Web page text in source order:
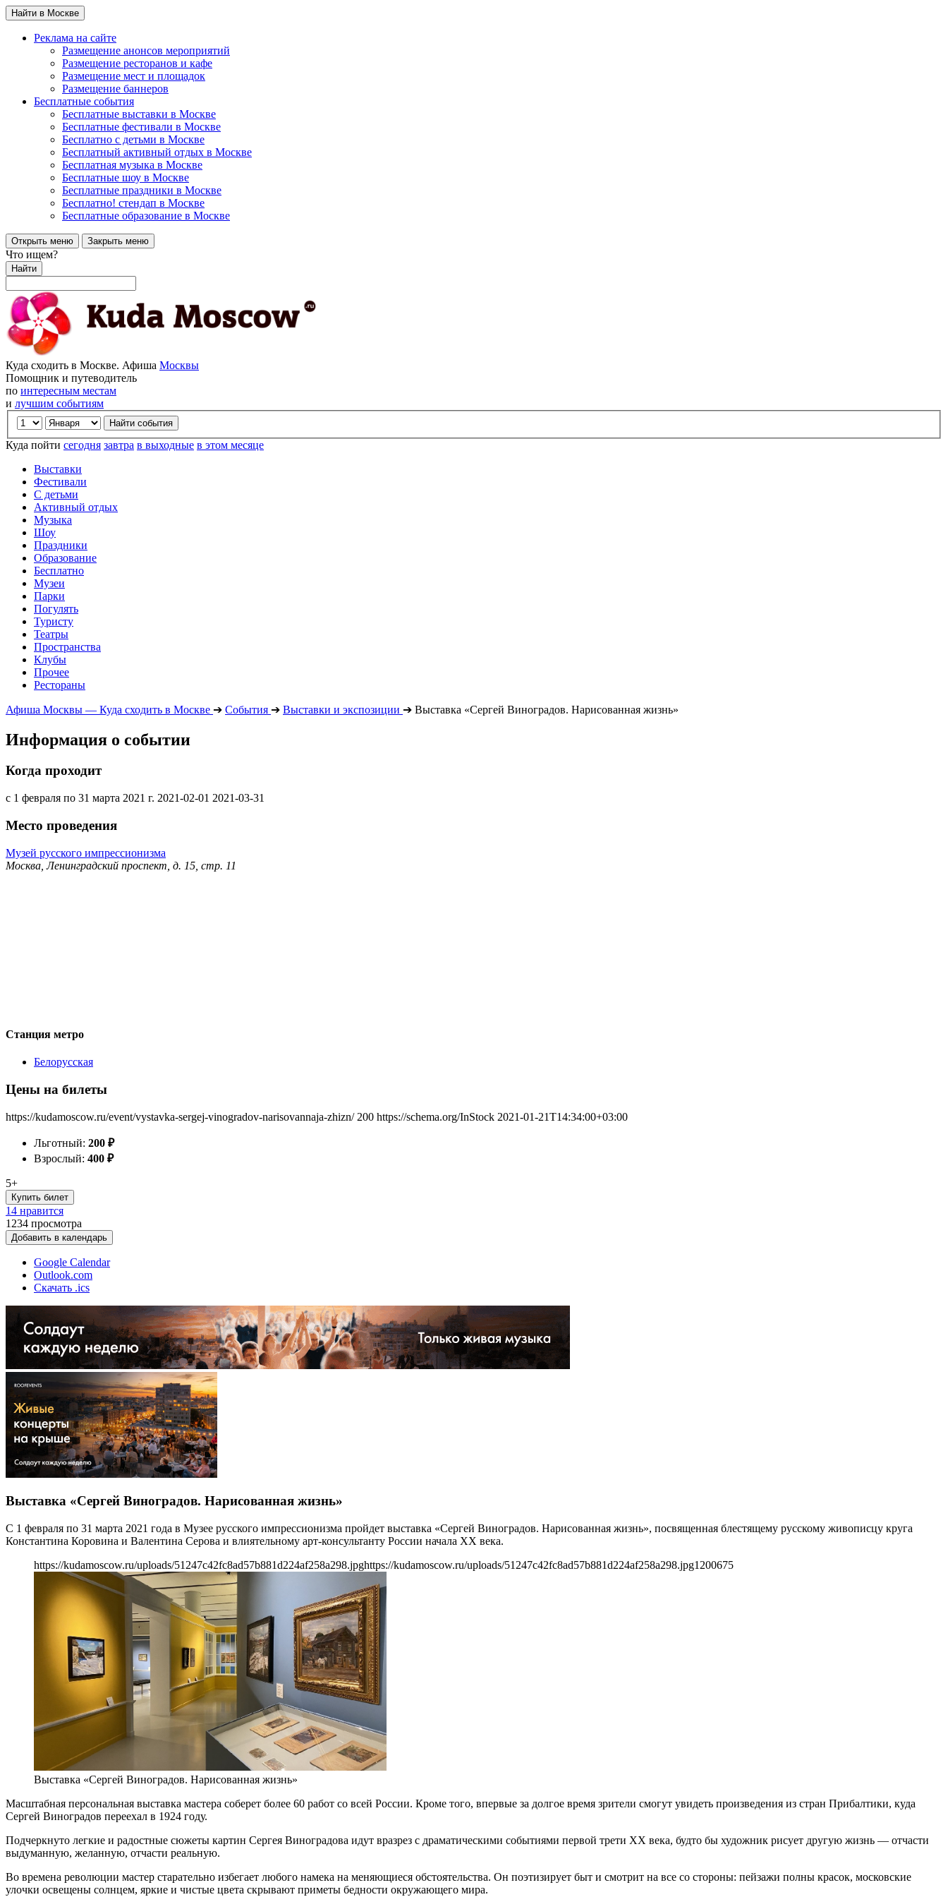
Найти в Москве
Реклама на сайте
Размещение анонсов мероприятий
Размещение ресторанов и кафе
Размещение мест и площадок
Размещение баннеров
Бесплатные события
Бесплатные выставки в Москве
Бесплатные фестивали в Москве
Бесплатно с детьми в Москве
Бесплатный активный отдых в Москве
Бесплатная музыка в Москве
Бесплатные шоу в Москве
Бесплатные праздники в Москве
Бесплатно! стендап в Москве
Бесплатные образование в Москве
Открыть меню Закрыть меню
Что ищем?
Найти
Куда сходить в Москве. Афиша Москвы
Помощник и путеводитель
по интересным местам
и лучшим событиям
Куда пойти сегодня завтра в выходные в этом месяце
Выставки
Фестивали
С детьми
Активный отдых
Музыка
Шоу
Праздники
Образование
Бесплатно
Музеи
Парки
Погулять
Туристу
Театры
Пространства
Клубы
Прочее
Рестораны
Афиша Москвы — Куда сходить в Москве ➔ События ➔ Выставки и экспозиции ➔ Выставка «Сергей Виноградов. Нарисованная жизнь»
Информация о событии
Когда проходит
с 1 февраля по 31 марта 2021 г. 2021-02-01 2021-03-31
Место проведения
Музей русского импрессионизма
Москва, Ленинградский проспект, д. 15, стр. 11
Станция метро
Белорусская
Цены на билеты
https://kudamoscow.ru/event/vystavka-sergej-vinogradov-narisovannaja-zhizn/ 200 https://schema.org/InStock 2021-01-21T14:34:00+03:00
Льготный: 200 ₽
Взрослый: 400 ₽
5+
Купить билет
14 нравится
1234 просмотра
Добавить в календарь
Google Calendar
Outlook.com
Скачать .ics
Выставка «Сергей Виноградов. Нарисованная жизнь»
С 1 февраля по 31 марта 2021 года в Музее русского импрессионизма пройдет выставка «Сергей Виноградов. Нарисованная жизнь», посвященная блестящему русскому живописцу круга
Константина Коровина и Валентина Серова и влиятельному арт-консультанту России начала ХХ века.
https://kudamoscow.ru/uploads/51247c42fc8ad57b881d224af258a298.jpghttps://kudamoscow.ru/uploads/51247c42fc8ad57b881d224af258a298.jpg1200675
Выставка «Сергей Виноградов. Нарисованная жизнь»
Масштабная персональная выставка мастера соберет более 60 работ со всей России. Кроме того, впервые за долгое время зрители смогут увидеть произведения из стран Прибалтики, куда
Сергей Виноградов переехал в 1924 году.
Подчеркнуто легкие и радостные сюжеты картин Сергея Виноградова идут вразрез с драматическими событиями первой трети XX века, будто бы художник рисует другую жизнь — отчасти
выдуманную, желанную, отчасти реальную.
Во времена революции мастер старательно избегает любого намека на меняющиеся обстоятельства. Он поэтизирует быт и смотрит на все со стороны: пейзажи полны красок, московские
улочки освещены солнцем, яркие и чистые цвета скрывают приметы бедности окружающего мира.